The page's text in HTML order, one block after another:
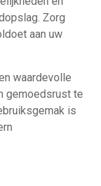
Zorg
aan uw
waardevolle
gemoedsrust te
is